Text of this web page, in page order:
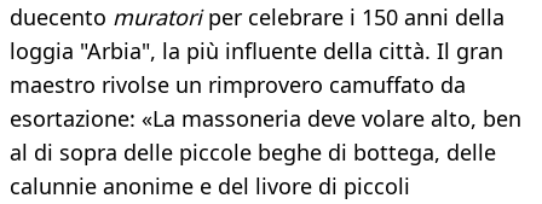
duecento muratoriper celebrare i 150 anni della
loggia "Arbia", la più influente della città. Il gran
maestro rivolse un rimprovero camuffato da
esortazione: «La massoneria deve volare alto, ben
al di sopra delle piccole beghe di bottega, delle
calunnie anonime e del livore di piccoli